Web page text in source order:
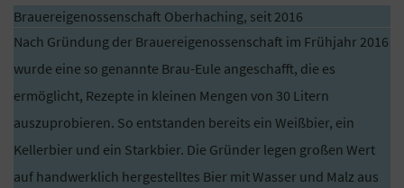
Brauereigenossenschaft Oberhaching, seit 2016
Nach Gründung der Brauereigenossenschaft im Frühjahr 2016
wurde eine so genannte Brau-Eule angeschafft, die es
ermöglicht, Rezepte in kleinen Mengen von 30 Litern
auszuprobieren. So entstanden bereits ein Weißbier, ein
Kellerbier und ein Starkbier. Die Gründer legen großen Wert
auf handwerklich hergestelltes Bier mit Wasser und Malz aus